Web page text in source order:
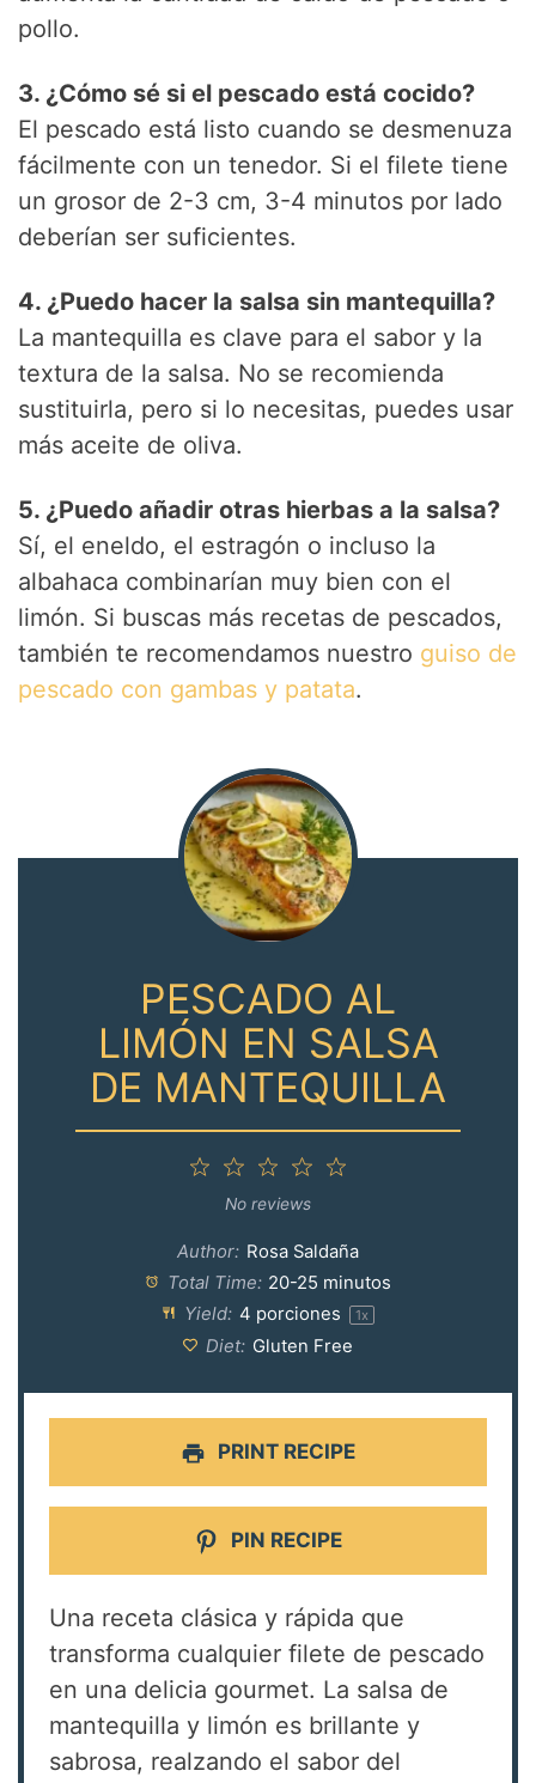
pollo.
3. ¿Cómo sé si el pescado está cocido?
El pescado está listo cuando se desmenuza
fácilmente con un tenedor. Si el filete tiene
un grosor de 2-3 cm, 3-4 minutos por lado
deberían ser suficientes.
4. ¿Puedo hacer la salsa sin mantequilla?
La mantequilla es clave para el sabor y la
textura de la salsa. No se recomienda
sustituirla, pero si lo necesitas, puedes usar
más aceite de oliva.
5. ¿Puedo añadir otras hierbas a la salsa?
Sí, el eneldo, el estragón o incluso la
albahaca combinarían muy bien con el
limón. Si buscas más recetas de pescados,
también te recomendamos nuestro guiso de
pescado con gambas y patata.
PESCADO AL
LIMÓN EN SALSA
DE MANTEQUILLA
4
3
Stars
2
Stars
Star
No reviews
Author: Rosa Saldaña
Total Time: 20-25 minutos
Yield: 4 porciones 1x
Diet: Gluten Free
PRINT RECIPE
PIN RECIPE
Una receta clásica y rápida que
transforma cualquier filete de pescado
en una delicia gourmet. La salsa de
mantequilla y limón es brillante y
sabrosa, realzando el sabor del